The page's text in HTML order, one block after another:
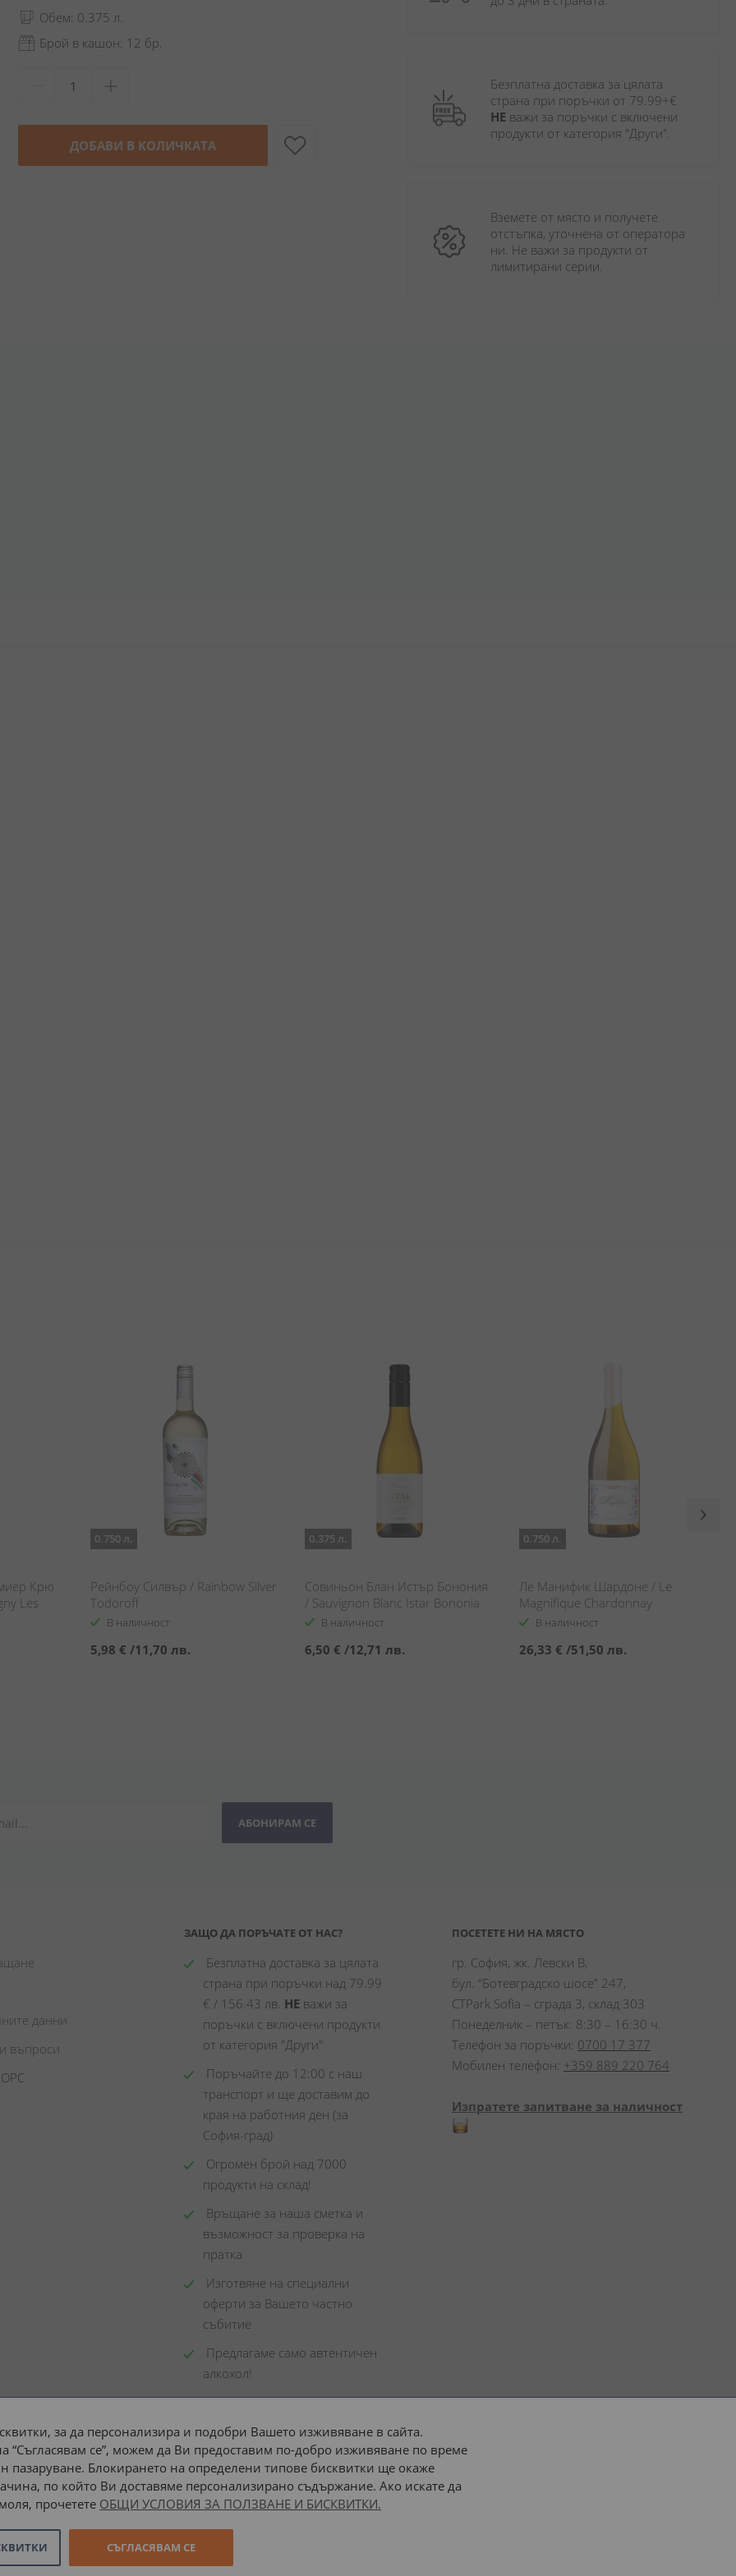
Обем: 0.375 л.
Брой в кашон: 12 бр.
ДОБАВИ В КОЛИЧКАТА
Безплатна доставка за цялата
НЕ важи за поръчки с включени
продукти от категория "Други".
Вземете от място и получете
отстъпка, уточнена от оператора
ни. Не важи за продукти от
лимитирани серии.
Крю
Les
Blanc
0.750 л.
Рейнбоу Силвър / Rainbow Silver
Todoroff
В наличност
5,98 € /11,70 лв.
0.375 л.
Совиньон Блан Истър Бонония
/ Sauvignon Blanc Istar Bononia
В наличност
6,50 € /12,71 лв.
0.750 л.
Ле Манифик Шардоне / Le
Magnifique Chardonnay
В наличност
26,33 € /51,50 лв.
АБОНИРАМ СЕ
данни
въпроси
ЗАЩО ДА ПОРЪЧАТЕ ОТ НАС?
Безплатна доставка за цялата
страна при поръчки над 79.99
€ / 156.43 лв. НЕ важи за
поръчки с включени продукти
от категория "Други"
Поръчайте до 12:00 с наш
транспорт и ще доставим до
края на работния ден (за
София-град)
Огромен брой над 7000
продукти на склад!
Връщане за наша сметка и
възможност за проверка на
пратка
Изготвяне на специални
оферти за Вашето частно
събитие
Предлагаме само автентичен
алкохол!
ПОСЕТЕТЕ НИ НА МЯСТО
гр. София, жк. Левски В,
бул. “Ботевградско шосе” 247,
CTPark Sofia – сграда 3, склад 303
Понеделник – петък: 8:30 – 16:30 ч.
Телефон за поръчки: 0700 17 377
Мобилен телефон: +359 889 220 764
Изпратете запитване за наличност
Доставка до адрес с: или наш транспорт
Онлайн магазин от
за да персонализира и подобри Вашето изживяване в сайта.
“Съгласявам се”, можем да Ви предоставим по-добро изживяване по време
пазаруване. Блокирането на определени типове бисквитки ще окаже
по който Ви доставяме персонализирано съдържание. Ако искате да
прочетете ОБЩИ УСЛОВИЯ ЗА ПОЛЗВАНЕ И БИСКВИТКИ.
СЪГЛАСЯВАМ СЕ